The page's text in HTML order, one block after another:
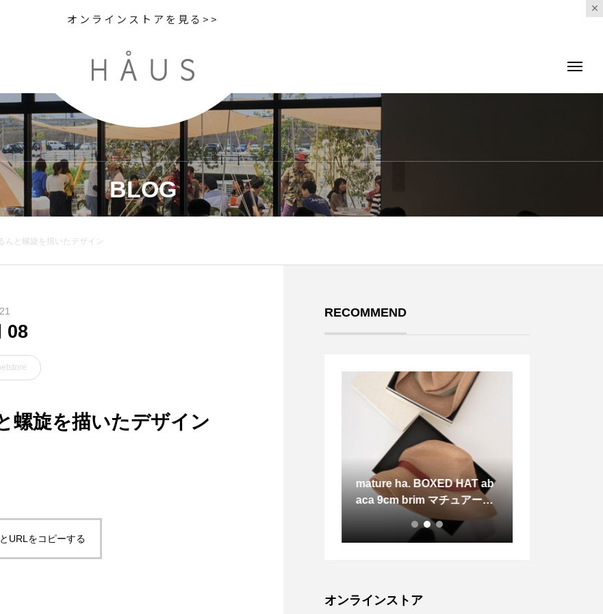
オンラインストアを見る>>
BLOG
んと螺旋を描いたデザイン
08
螺旋を描いたデザイン
URLをコピーする
RECOMMEND
mature ha. BOXED HAT ab
aca 9cm brim マチュアーハ
ボックスドハット アバカ 天
然素材である、アバカで作ら
オンラインストア